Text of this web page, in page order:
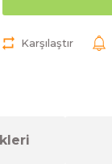
Karşılaştır